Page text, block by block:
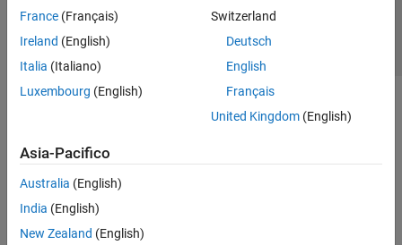
France (Français)
Ireland (English)
Italia (Italiano)
Luxembourg (English)
Switzerland
Deutsch
English
Français
United Kingdom(English)
Asia-Pacifico
Australia (English)
India (English)
New Zealand (English)